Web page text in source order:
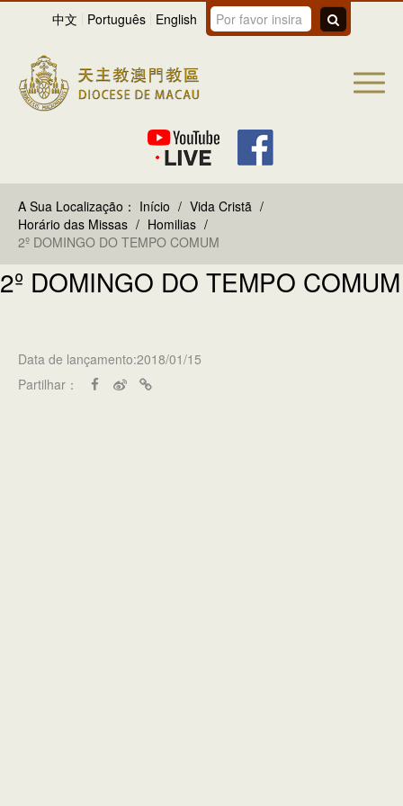
中文 Português English
A Sua Localização： Início / Vida Cristã /
Horário das Missas / Homilias /
2º DOMINGO DO TEMPO COMUM
2º DOMINGO DO TEMPO COMUM
Data de lançamento:2018/01/15
Partilhar：